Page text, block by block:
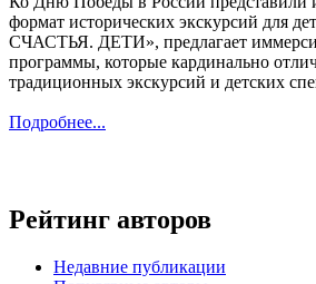
формат исторических экскурсий для
СЧАСТЬЯ. ДЕТИ», предлагает
программы, которые кардинально
традиционных экскурсий и детских
Подробнее...
Рейтинг авторов
Недавние публикации